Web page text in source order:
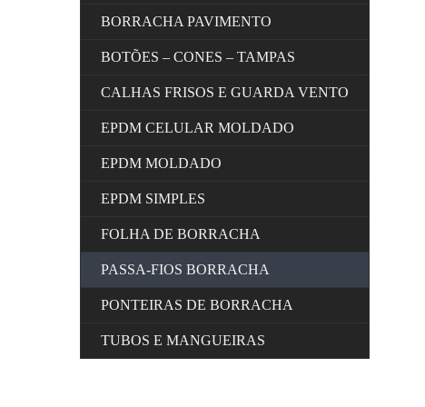
BORRACHA PAVIMENTO
BOTÕES – CONES – TAMPAS
CALHAS FRISOS E GUARDA VENTO
EPDM CELULAR MOLDADO
EPDM MOLDADO
EPDM SIMPLES
FOLHA DE BORRACHA
PASSA-FIOS BORRACHA
PONTEIRAS DE BORRACHA
TUBOS E MANGUEIRAS